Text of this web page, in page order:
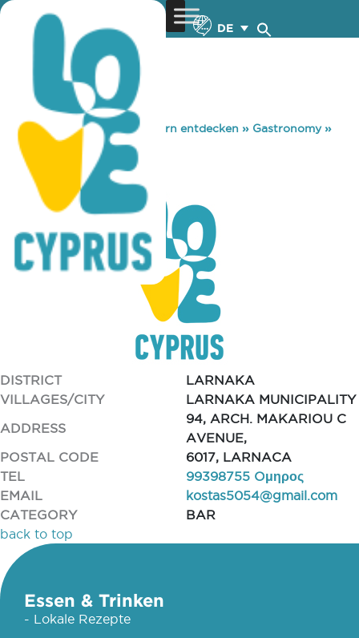
DE
You are here: Home »Zypern entdecken » Gastronomy»
CASK PUB
CASK PUB
DISTRICT
LARNAKA
VILLAGES/CITY
LARNAKA MUNICIPALITY
ADDRESS
94, ARCH. MAKARIOU C
AVENUE,
POSTAL CODE
6017, LARNACA
TEL
99398755 Oμηρος
EMAIL
kostas5054@gmail.com
CATEGORY
BAR
back to top
Essen & Trinken
- Lokale Rezepte